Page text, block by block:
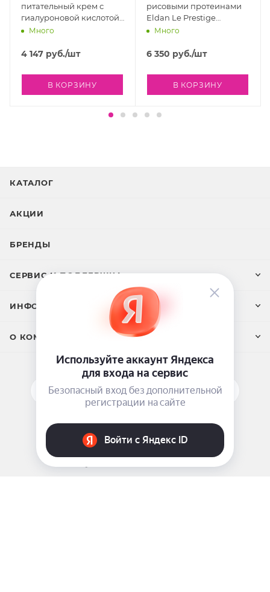
питательный крем с
гиалуроновой кислотой
Holy Land Vitalise
Cream, 50 мл
Много
4 147 руб./шт
В КОРЗИНУ
рисовыми протеинами
Eldan Le Prestige
Nourishing Repairing
Много
6 350 руб./шт
В КОРЗИНУ
КАТАЛОГ
АКЦИИ
БРЕНДЫ
СЕРВИС И ПОДДЕРЖКА
ИНФОРМАЦИЯ
О КОМПАНИИ
ПОДПИСАТЬСЯ НА РАССЫЛКУ
ЗАДАТЬ ВОПРОС